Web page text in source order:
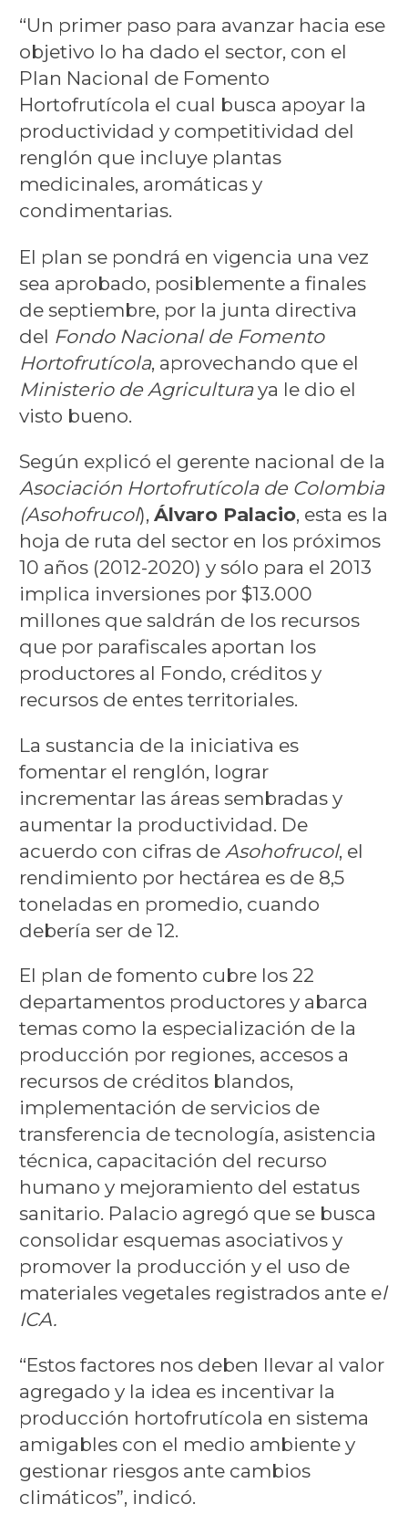
“Un primer paso para avanzar hacia ese
objetivo lo ha dado el sector, con el
Plan Nacional de Fomento
Hortofrutícola el cual busca apoyar la
productividad y competitividad del
renglón que incluye plantas
medicinales, aromáticas y
condimentarias.
El plan se pondrá en vigencia una vez
sea aprobado, posiblemente a finales
de septiembre, por la junta directiva
del Fondo Nacional de Fomento
Hortofrutícola, aprovechando que el
Ministerio de Agriculturaya le dio el
visto bueno.
Según explicó el gerente nacional de la
Asociación Hortofrutícola de Colombia
(Asohofrucol), Álvaro Palacio, esta es la
hoja de ruta del sector en los próximos
10 años (2012-2020) y sólo para el 2013
implica inversiones por $13.000
millones que saldrán de los recursos
que por parafiscales aportan los
productores al Fondo, créditos y
recursos de entes territoriales.
La sustancia de la iniciativa es
fomentar el renglón, lograr
incrementar las áreas sembradas y
aumentar la productividad. De
acuerdo con cifras de Asohofrucol, el
rendimiento por hectárea es de 8,5
toneladas en promedio, cuando
debería ser de 12.
El plan de fomento cubre los 22
departamentos productores y abarca
temas como la especialización de la
producción por regiones, accesos a
recursos de créditos blandos,
implementación de servicios de
transferencia de tecnología, asistencia
técnica, capacitación del recurso
humano y mejoramiento del estatus
sanitario. Palacio agregó que se busca
consolidar esquemas asociativos y
promover la producción y el uso de
materiales vegetales registrados ante el
ICA.
“Estos factores nos deben llevar al valor
agregado y la idea es incentivar la
producción hortofrutícola en sistema
amigables con el medio ambiente y
gestionar riesgos ante cambios
climáticos”, indicó.